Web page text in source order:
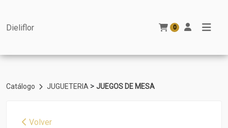
Dieliflor 0
Catálogo JUGUETERIA > JUEGOS DE MESA
Volver